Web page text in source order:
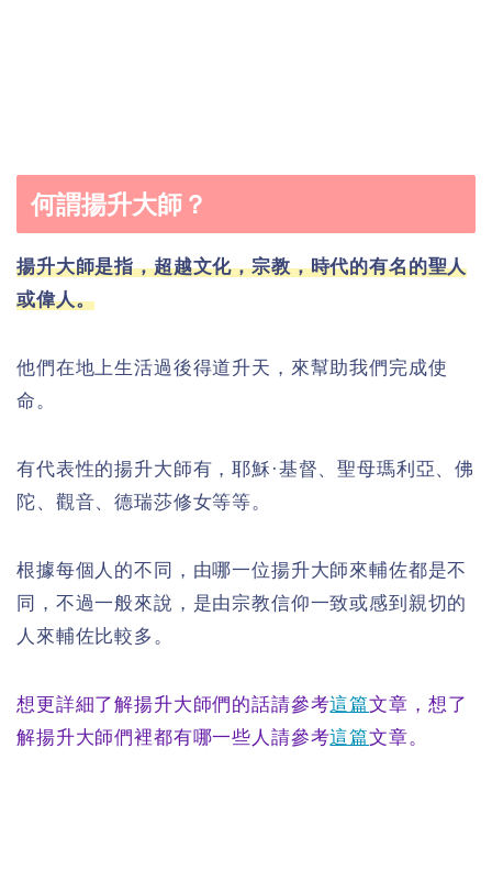
何謂揚升大師？
揚升大師是指，超越文化，宗教，時代的有名的聖人
或偉人。
他們在地上生活過後得道升天，來幫助我們完成使
命。
有代表性的揚升大師有，耶穌·基督、聖母瑪利亞、佛
陀、觀音、德瑞莎修女等等。
根據每個人的不同，由哪一位揚升大師來輔佐都是不
同，不過一般來說，是由宗教信仰一致或感到親切的
人來輔佐比較多。
想更詳細了解揚升大師們的話請參考這篇文章，想了
解揚升大師們裡都有哪一些人請參考這篇文章。